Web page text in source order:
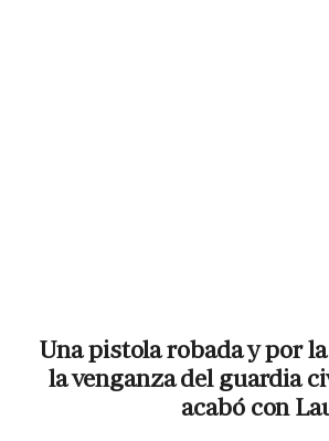
Una pistola robada y por
la venganza del guardia
acabó con